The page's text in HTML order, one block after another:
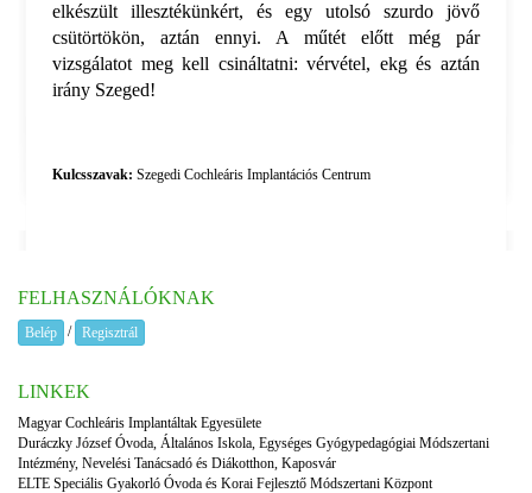
elkészült illesztékünkért, és egy utolsó szurdo jövő
csütörtökön, aztán ennyi. A műtét előtt még pár
vizsgálatot meg kell csináltatni: vérvétel, ekg és aztán
irány Szeged!
Kulcsszavak: Szegedi Cochleáris Implantációs Centrum
FELHASZNÁLÓKNAK
Belép / Regisztrál
LINKEK
Magyar Cochleáris Implantáltak Egyesülete
Duráczky József Óvoda, Általános Iskola, Egységes Gyógypedagógiai Módszertani
Intézmény, Nevelési Tanácsadó és Diákotthon, Kaposvár
ELTE Speciális Gyakorló Óvoda és Korai Fejlesztő Módszertani Központ